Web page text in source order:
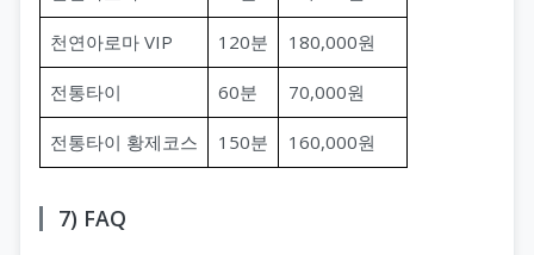
천연아로마 VIP 120분 180,000원
전통타이 60분 70,000원
전통타이 황제코스 150분 160,000원
7) FAQ